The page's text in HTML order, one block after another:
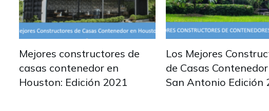
Mejores constructores de
casas contenedor en
Houston: Edición 2021
Los Mejores
de Casas
San Antonio Edición